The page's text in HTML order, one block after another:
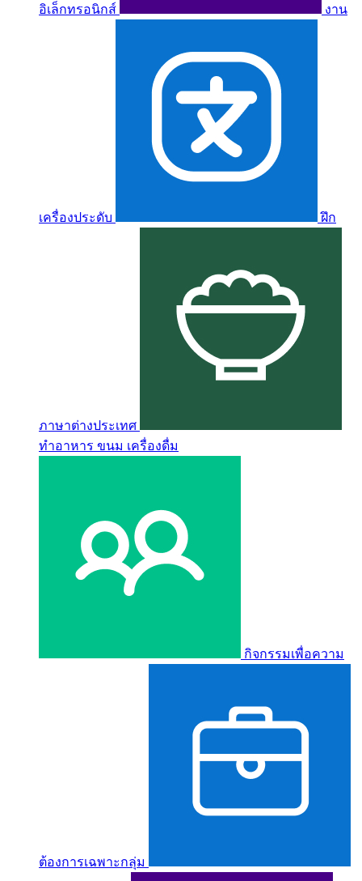
อิเล็กทรอนิกส์ งาน
เครื่องประดับ ฝึก
ภาษาต่างประเทศ
ทำอาหาร ขนม เครื่องดื่ม
กิจกรรมเพื่อความ
ต้องการเฉพาะกลุ่ม